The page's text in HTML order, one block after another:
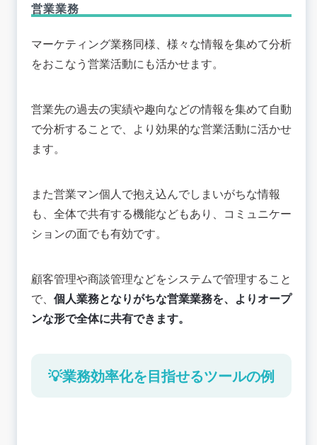
営業業務
マーケティング業務同様、様々な情報を集めて分析
をおこなう営業活動にも活かせます。
営業先の過去の実績や趣向などの情報を集めて自動
で分析することで、より効果的な営業活動に活かせ
ます。
また営業マン個人で抱え込んでしまいがちな情報
も、全体で共有する機能などもあり、コミュニケー
ションの面でも有効です。
顧客管理や商談管理などをシステムで管理すること
で、 個人業務となりがちな営業業務を、よりオープ
ンな形で全体に共有できます。
💡業務効率化を目指せるツールの例